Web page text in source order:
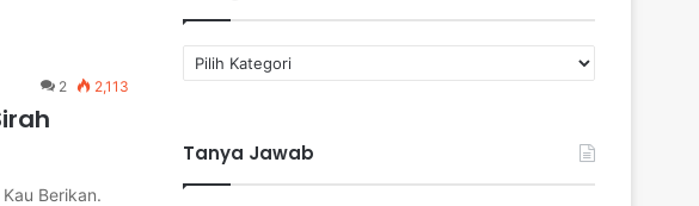
2 2,113
Berikan.
a
g
o
Tanya Jawab